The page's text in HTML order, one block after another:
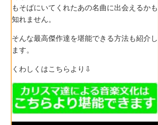
もそばにいてくれたあの名曲に出会えるかも
知れません。
そんな最高傑作達を堪能できる方法も紹介し
ます。
くわしくはこちらより⇩